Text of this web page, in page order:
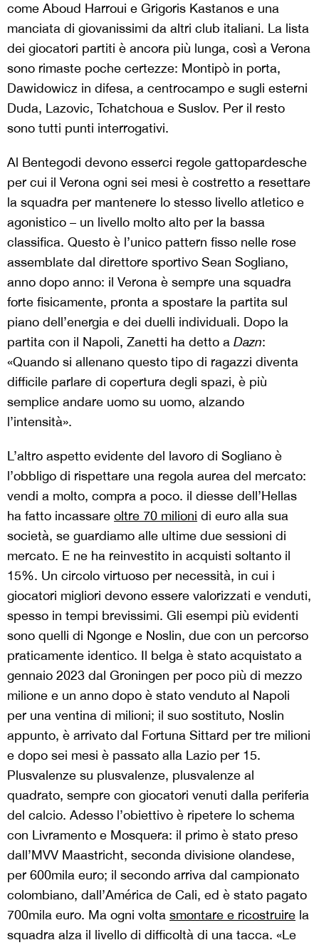
come Aboud Harroui e Grigoris Kastanos e una
manciata di giovanissimi da altri club italiani. La lista
dei giocatori partiti è ancora più lunga, così a Verona
sono rimaste poche certezze: Montipò in porta,
Dawidowicz in difesa, a centrocampo e sugli esterni
Duda, Lazovic, Tchatchoua e Suslov. Per il resto
sono tutti punti interrogativi.
Al Bentegodi devono esserci regole gattopardesche
per cui il Verona ogni sei mesi è costretto a resettare
la squadra per mantenere lo stesso livello atletico e
agonistico – un livello molto alto per la bassa
classifica. Questo è l’unico pattern fisso nelle rose
assemblate dal direttore sportivo Sean Sogliano,
anno dopo anno: il Verona è sempre una squadra
forte fisicamente, pronta a spostare la partita sul
piano dell’energia e dei duelli individuali. Dopo la
partita con il Napoli, Zanetti ha detto a Dazn:
«Quando si allenano questo tipo di ragazzi diventa
difficile parlare di copertura degli spazi, è più
semplice andare uomo su uomo, alzando
l’intensità».
L’altro aspetto evidente del lavoro di Sogliano è
l’obbligo di rispettare una regola aurea del mercato:
vendi a molto, compra a poco. il diesse dell’Hellas
ha fatto incassare oltre 70 milioni di euro alla sua
società, se guardiamo alle ultime due sessioni di
mercato. E ne ha reinvestito in acquisti soltanto il
15%. Un circolo virtuoso per necessità, in cui i
giocatori migliori devono essere valorizzati e venduti,
spesso in tempi brevissimi. Gli esempi più evidenti
sono quelli di Ngonge e Noslin, due con un percorso
praticamente identico. Il belga è stato acquistato a
gennaio 2023 dal Groningen per poco più di mezzo
milione e un anno dopo è stato venduto al Napoli
per una ventina di milioni; il suo sostituto, Noslin
appunto, è arrivato dal Fortuna Sittard per tre milioni
e dopo sei mesi è passato alla Lazio per 15.
Plusvalenze su plusvalenze, plusvalenze al
quadrato, sempre con giocatori venuti dalla periferia
del calcio. Adesso l’obiettivo è ripetere lo schema
con Livramento e Mosquera: il primo è stato preso
dall’MVV Maastricht, seconda divisione olandese,
per 600mila euro; il secondo arriva dal campionato
colombiano, dall’América de Cali, ed è stato pagato
700mila euro. Ma ogni volta smontare e ricostruire la
squadra alza il livello di difficoltà di una tacca. «Le